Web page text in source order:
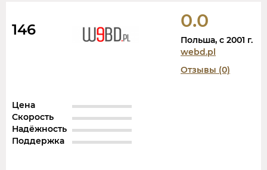
146 0.0
Польша, c 2001 г.
webd.pl
Отзывы (0)
Цена
Скорость
Надёжность
Поддержка